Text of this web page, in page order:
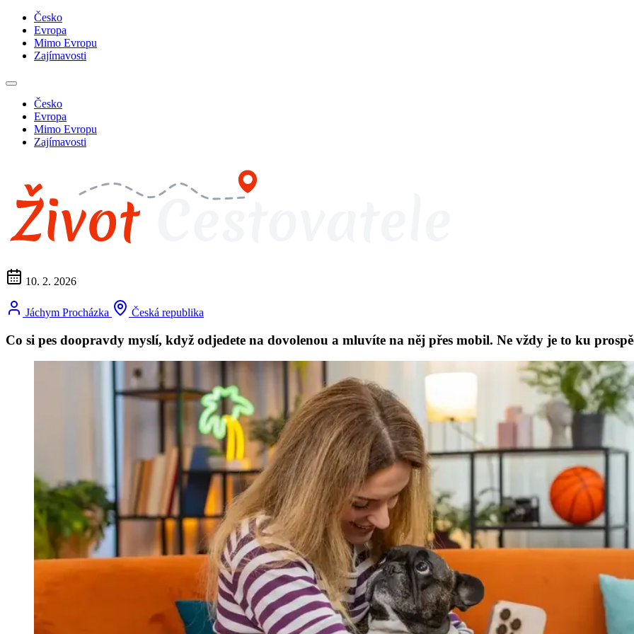
Česko
Evropa
Mimo Evropu
Zajímavosti
Česko
Evropa
Mimo Evropu
Zajímavosti
10. 2. 2026
Jáchym Procházka Česká republika
Co si pes doopravdy myslí, když odjedete na dovolenou a mluvíte na něj přes mobil. Ne vždy je to ku